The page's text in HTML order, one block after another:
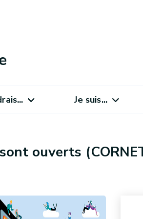
Je suis...
ouverts